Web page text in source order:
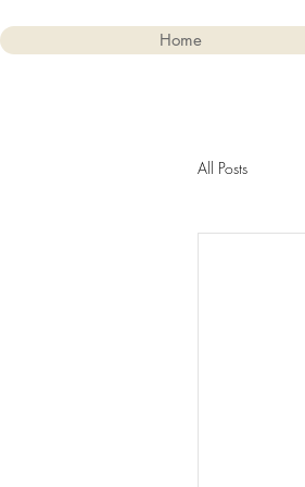
Home
All Posts